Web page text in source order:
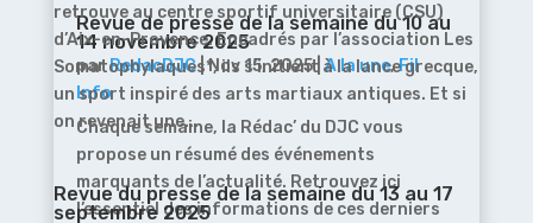
Revue de presse de la semaine du 10 au
14 novembre 2025
parRedacDJC|Nov 15, 2025|A la une,Fil
Info
Chaque semaine, la Rédac’ du DJC vous
propose un résumé des événements
marquants de l’actualité. Retrouvez ici
l’essentiel des informations de ces derniers
retrouve au centre sportif universitaire (CSU)
d’Aix-en-Provence. Encadrés par l’association Les
Somatophylaques*, ils s’initient à la lance grecque,
un sport inspiré des arts martiaux antiques. Et si
on revenait une...
Revue du presse de la semaine du 13 au 17
septembre 2025